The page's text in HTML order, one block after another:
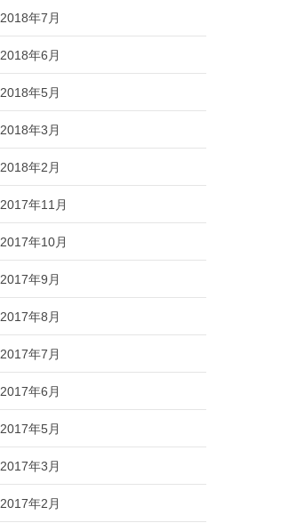
2018年7月
2018年6月
2018年5月
2018年3月
2018年2月
2017年11月
2017年10月
2017年9月
2017年8月
2017年7月
2017年6月
2017年5月
2017年3月
2017年2月